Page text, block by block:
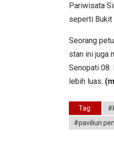
Pariwisata
seperti Bukit
Seorang
stan ini juga
Senopati 08.
lebih luas.
Tag:
#paviliun